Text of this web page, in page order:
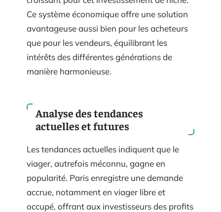
Ce système économique offre une solution
avantageuse aussi bien pour les acheteurs
que pour les vendeurs, équilibrant les
intérêts des différentes générations de
manière harmonieuse.
Analyse des tendances
actuelles et futures
Les tendances actuelles indiquent que le
viager, autrefois méconnu, gagne en
popularité. Paris enregistre une demande
accrue, notamment en viager libre et
occupé, offrant aux investisseurs des profits